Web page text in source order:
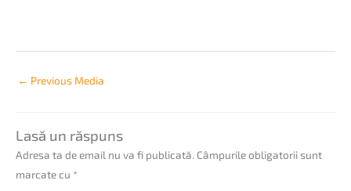
← Previous Media
Lasă un răspuns
Adresa ta de email nu va fi publicată. Câmpurile obligatorii sunt
marcate cu *